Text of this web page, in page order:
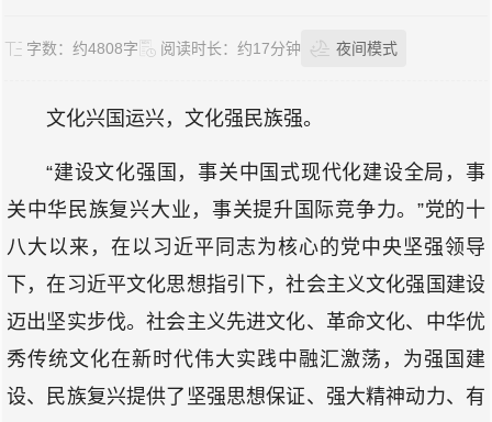
字数： 约4808字 阅读时长： 约17分钟 夜间模式
文化兴国运兴，文化强民族强。
“建设文化强国，事关中国式现代化建设全局，事
关中华民族复兴大业，事关提升国际竞争力。”党的十
八大以来，在以习近平同志为核心的党中央坚强领导
下，在习近平文化思想指引下，社会主义文化强国建设
迈出坚实步伐。社会主义先进文化、革命文化、中华优
秀传统文化在新时代伟大实践中融汇激荡，为强国建
设、民族复兴提供了坚强思想保证、强大精神动力、有